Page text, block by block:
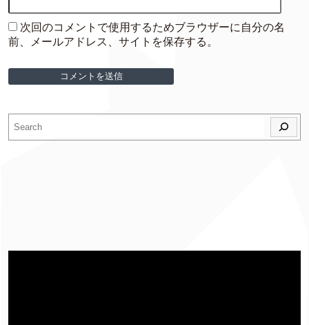
次回のコメントで使用するためブラウザーに自分の名
前、メールアドレス、サイトを保存する。